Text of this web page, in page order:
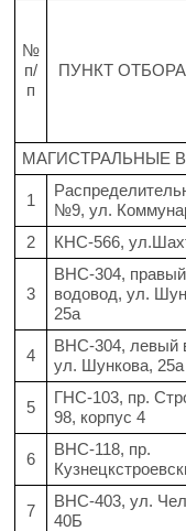
№
п/
п
ПУНКТ
МАГИСТРАЛЬНЫЕ
1
№9, ул.
2
КНС-566,
3
ВНС-304, правый
водовод, ул.
25а
4
ВНС-304, левый
ул. Шункова, 25а
5
ГНС-103, пр.
98, корпус 4
6
ВНС-118, пр.
7
ВНС-403, ул.
40Б